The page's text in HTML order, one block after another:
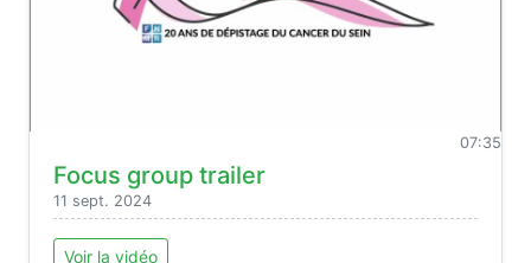
07:35
Focus group trailer
11 sept. 2024
Voir la vidéo